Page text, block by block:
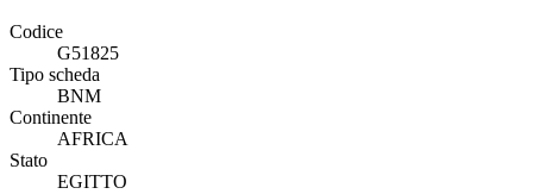
Codice
G51825
Tipo scheda
BNM
Continente
AFRICA
Stato
EGITTO